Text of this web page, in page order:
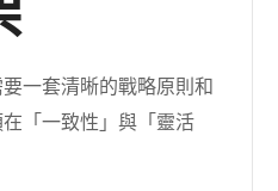
一套清晰的戰略原則和
「一致性」與「靈活